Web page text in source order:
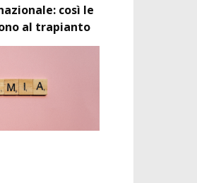
così le
al trapianto